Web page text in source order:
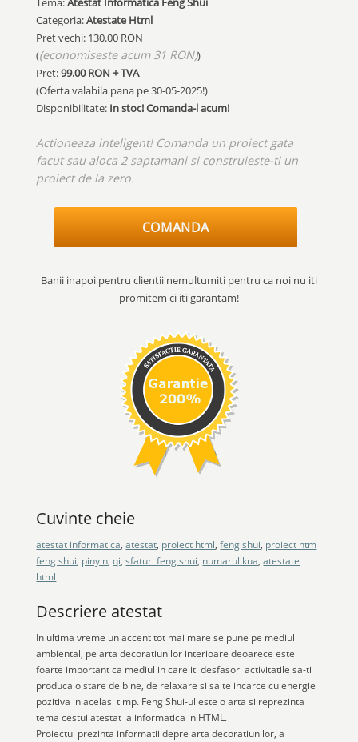
Categoria:Atestate Html
Pret vechi:130.00 RON
((economiseste acum 31 RON))
Pret:99.00RON + TVA
(Oferta valabila pana pe30-05-2025!)
Disponibilitate: In stoc! Comanda-l acum!
Actioneaza inteligent! Comanda un proiect gata
facut sau aloca 2 saptamani si construieste-ti un
proiect de la zero.
COMANDA
Banii inapoi pentru clientii nemultumiti pentru ca noi nu iti
promitem ci iti garantam!
Cuvinte cheie
atestat informatica,atestat, proiect html,feng shui, proiect htm
feng shui, pinyin,qi,sfaturi feng shui, numarul kua,atestate
html
Descriere atestat
In ultima vreme un accent tot mai mare se pune pe mediul
ambiental, pe arta decoratiunilor interioare deoarece este
foarte important ca mediul in care iti desfasori activitatile sa-ti
produca o stare de bine, de relaxare si sa te incarce cu energie
pozitiva in acelasi timp. Feng Shui-ul este o arta si reprezinta
tema cestui atestat la informatica in HTML.
Proiectul prezinta informatii depre arta decoratiunilor, a